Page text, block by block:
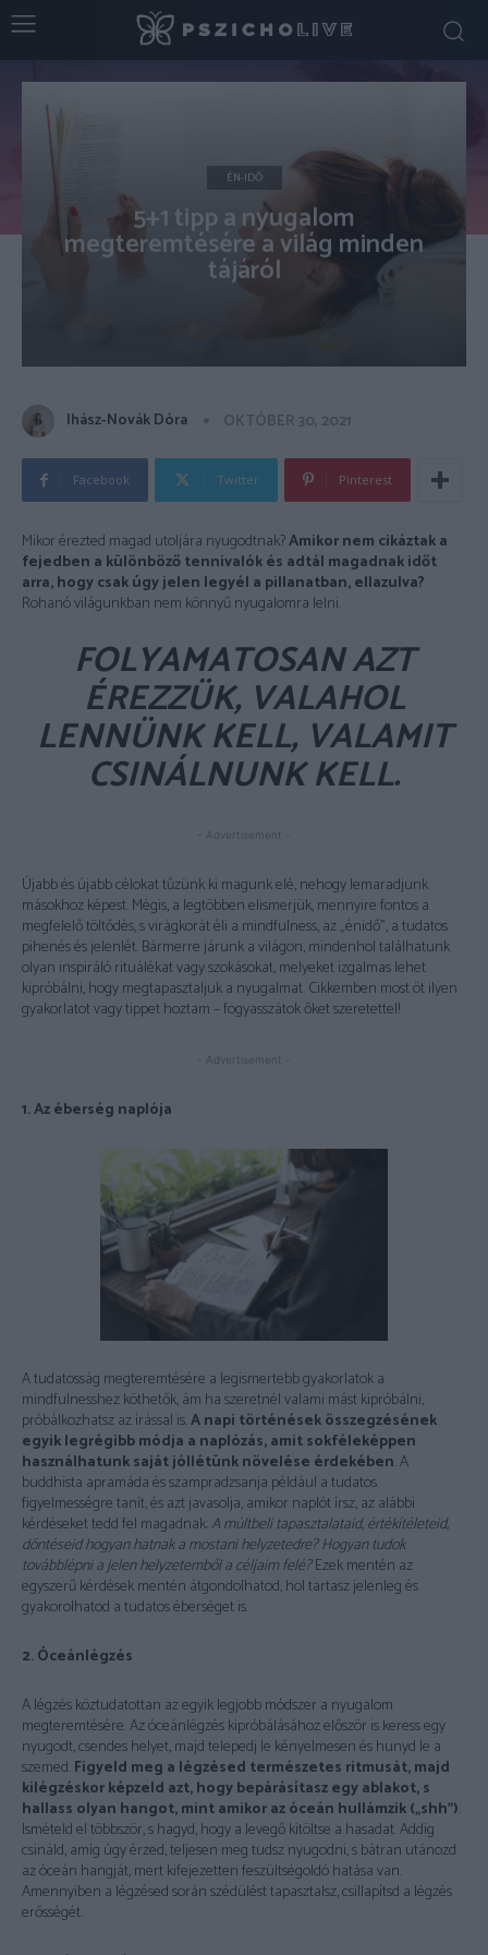
ÉN-IDŐ
5+1 tipp a nyugalom
megteremtésére a világ minden
tájáról
Ihász-Novák Dóra OKTÓBER 30, 2021
Facebook Twitter Pinterest
Mikor érezted magad utoljára nyugodtnak?Amikor nem cikáztak a
fejedben a különböző tennivalók és adtál magadnak időt
arra, hogy csak úgy jelen legyél a pillanatban, ellazulva?
Rohanó világunkban nem könnyű nyugalomra lelni.
FOLYAMATOSAN AZT
ÉREZZÜK, VALAHOL
LENNÜNK KELL, VALAMIT
CSINÁLNUNK KELL.
- Advertisement -
Újabb és újabb célokat tűzünk ki magunk elé, nehogy lemaradjunk
másokhoz képest. Mégis, a legtöbben elismerjük, mennyire fontos a
megfelelő töltődés, s virágkorát éli a mindfulness, az „énidő”, a tudatos
pihenés és jelenlét. Bármerre járunk a világon, mindenhol találhatunk
olyan inspiráló rituálékat vagy szokásokat, melyeket izgalmas lehet
kipróbálni, hogy megtapasztaljuk a nyugalmat. Cikkemben most öt ilyen
gyakorlatot vagy tippet hoztam – fogyasszátok őket szeretettel!
- Advertisement -
1. Az éberség naplója
A tudatosság megteremtésére a legismertebb gyakorlatok a
mindfulnesshez köthetők, ám ha szeretnél valami mást kipróbálni,
próbálkozhatsz az írással is. A napi történések összegzésének
egyik legrégibb módja a naplózás, amit sokféleképpen
használhatunk saját jóllétünk növelése érdekében . A
buddhista apramáda és szampradzsanja például a tudatos
figyelmességre tanít, és azt javasolja, amikor naplót írsz, az alábbi
kérdéseket tedd fel magadnak:A múltbeli tapasztalataid, értékítéleteid,
döntéseid hogyan hatnak a mostanihelyzetedre? Hogyan tudok
továbblépni a jelen helyzetemből a céljaim felé?Ezek mentén az
egyszerű kérdések mentén átgondolhatod, hol tartasz jelenleg és
gyakorolhatod a tudatos éberséget is.
2. Óceánlégzés
A légzés köztudatottan az egyik legjobb módszer a nyugalom
megteremtésére. Az óceánlégzés kipróbálásához először is keress egy
nyugodt, csendes helyet, majd telepedj le kényelmesen és hunyd le a
szemed. Figyeld meg a légzésed természetes ritmusát, majd
kilégzéskor képzeld azt, hogy bepárásítasz egy ablakot, s
hallass olyan hangot, mint amikor az óceán hullámzik („shh”)
Ismételd el többször, s hagyd, hogy a levegő kitöltse a hasadat. Addig
csináld, amíg úgy érzed, teljesen meg tudsz nyugodni, s bátran utánozd
az óceán hangját, mert kifejezetten feszültségoldó hatása van.
Amennyiben a légzésed során szédülést tapasztalsz, csillapítsd a légzés
erősségét.